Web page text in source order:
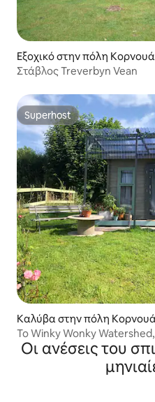
Εξοχικό στην πόλη
Στάβλος Treverbyn Vean
Superhost
Superhost
Καλύβα στην πόλη
Το Winky Wonky
κρεβάτι
Οι ανέσεις του